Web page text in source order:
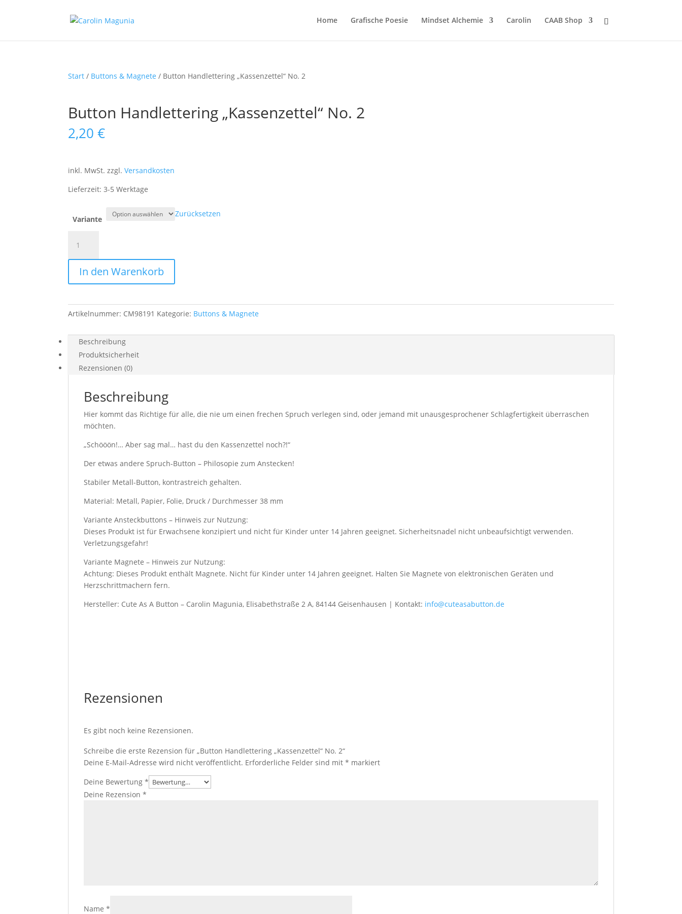
Home Grafische Poesie Mindset Alchemie Carolin CAAB Shop
Start / Buttons & Magnete / Button Handlettering „Kassenzettel“ No. 2
Button Handlettering „Kassenzettel“ No. 2
2,20€
inkl. MwSt. zzgl.Versandkosten
Lieferzeit:3-5 Werktage
Variante
Zurücksetzen
Handlettering
"Kassenzettel"
2
In den Warenkorb
Artikelnummer: CM98191 Kategorie: Buttons & Magnete
Beschreibung
Produktsicherheit
Rezensionen (0)
Beschreibung
Hier kommt das Richtige für alle, die nie um einen frechen Spruch verlegen sind, oder jemand mit unausgesprochener Schlagfertigkeit überraschen
möchten.
„Schööön!… Aber sag mal… hast du den Kassenzettel noch?!“
Der etwas andere Spruch-Button – Philosopie zum Anstecken!
Stabiler Metall-Button, kontrastreich gehalten.
Material: Metall, Papier, Folie, Druck / Durchmesser 38 mm
Variante Ansteckbuttons – Hinweis zur Nutzung:
Dieses Produkt ist für Erwachsene konzipiert und nicht für Kinder unter 14 Jahren geeignet. Sicherheitsnadel nicht unbeaufsichtigt verwenden.
Verletzungsgefahr!
Variante Magnete – Hinweis zur Nutzung:
Achtung: Dieses Produkt enthält Magnete. Nicht für Kinder unter 14 Jahren geeignet. Halten Sie Magnete von elektronischen Geräten und
Herzschrittmachern fern.
Hersteller: Cute As A Button – Carolin Magunia, Elisabethstraße 2 A, 84144 Geisenhausen | Kontakt: info@cuteasabutton.de
Rezensionen
Es gibt noch keine Rezensionen.
Schreibe die erste Rezension für „Button Handlettering „Kassenzettel“ No. 2“
Deine E-Mail-Adresse wird nicht veröffentlicht. Erforderliche Felder sind mit* markiert
Deine Bewertung*
Deine Rezension*
Name*